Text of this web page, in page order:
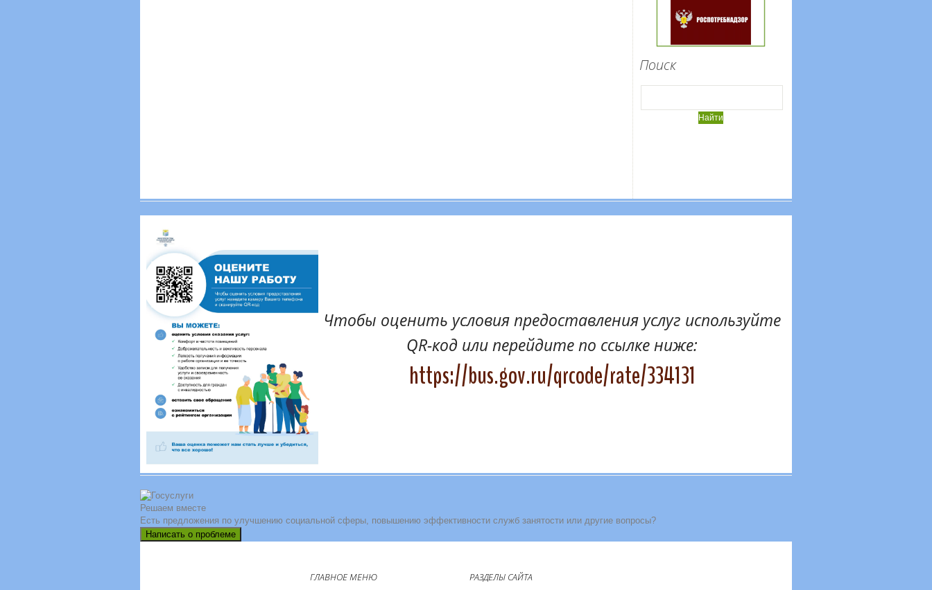
Поиск
Чтобы оценить условия предоставления услуг используйте
QR-код или перейдите по ссылке ниже:
https://bus.gov.ru/qrcode/rate/334131
Решаем вместе
Есть предложения по улучшению социальной сферы, повышению эффективности служб занятости или другие вопросы?
Написать о проблеме
ГЛАВНОЕ МЕНЮ РАЗДЕЛЫ САЙТА